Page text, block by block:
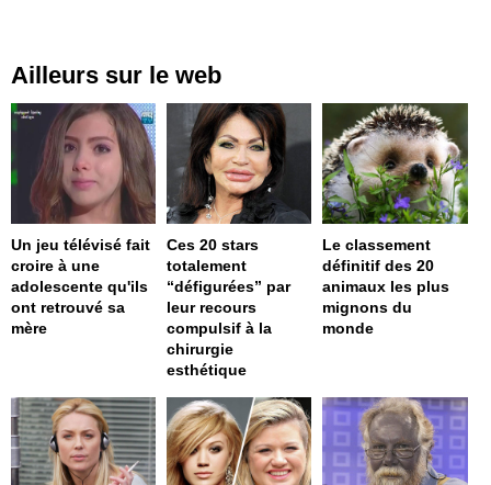
Ailleurs sur le web
Un jeu télévisé fait
croire à une
adolescente qu'ils
ont retrouvé sa
mère
Ces 20 stars
totalement
“défigurées” par
leur recours
compulsif à la
chirurgie
esthétique
Le classement
définitif des 20
animaux les plus
mignons du
monde